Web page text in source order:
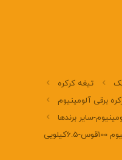
تیغه کرکره
برقی آلومینیوم
سایر برندها